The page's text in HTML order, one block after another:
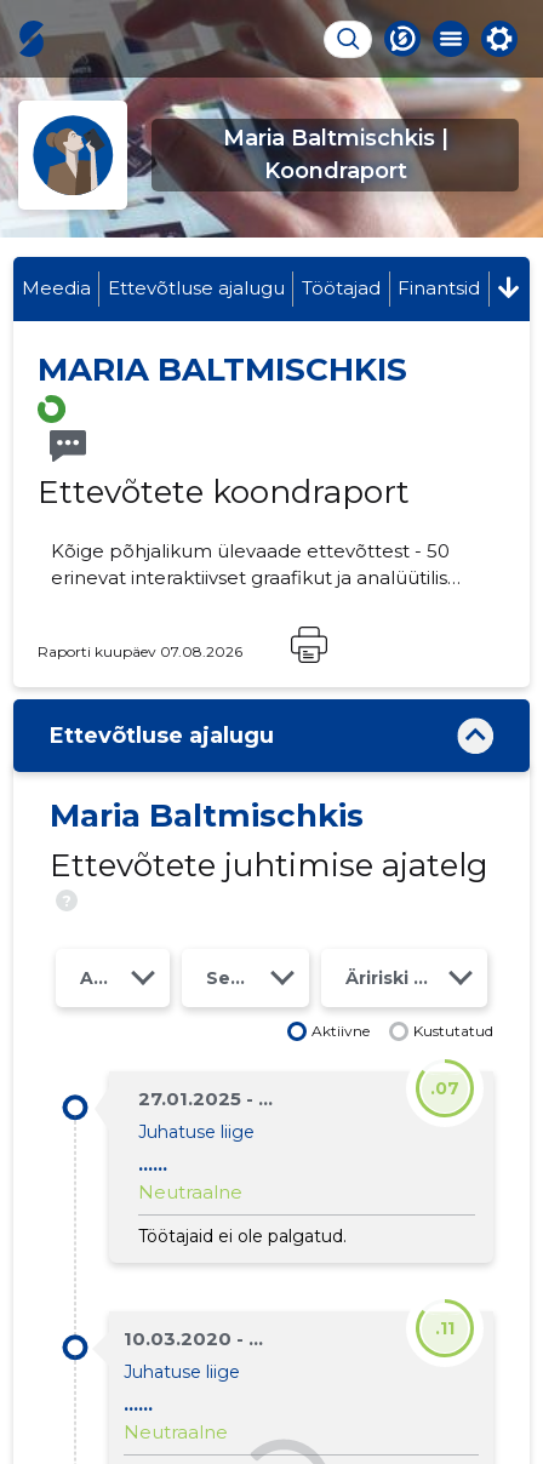
Maria Baltmischkis |
Koondraport
Meedia Ettevõtluse ajalugu Töötajad Finantsid
MARIA BALTMISCHKIS
Ettevõtete koondraport
Kõige põhjalikum ülevaade ettevõttest - 50
erinevat interaktiivset graafikut ja analüütilist
Raporti kuupäev 07.08.2026
Ettevõtluse ajalugu
Maria Baltmischkis
Ettevõtete juhtimise ajatelg
?
Aasta Seosed Äririski klass
Aktiivne Kustutatud
27.01.2025 - ...
Juhatuse liige
......
Neutraalne
Töötajaid ei ole palgatud.
.07
10.03.2020 - ...
Juhatuse liige
......
Neutraalne
.11